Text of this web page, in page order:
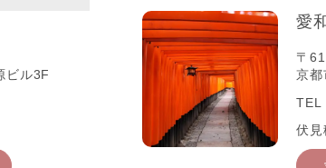
ビル3F
愛
〒
京都
TEL
伏見